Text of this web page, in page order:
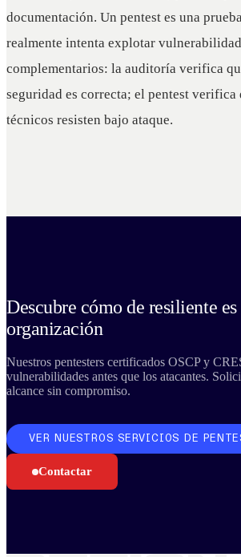
documentación. Un pentest es una
realmente intenta explotar
complementarios: la auditoría verifica
seguridad es correcta; el pentest verifica
técnicos resisten bajo ataque.
Descubre cómo de resiliente
organización
Nuestros pentesters certificados OSCP y
vulnerabilidades antes que los atacantes.
alcance sin compromiso.
VER NUESTROS SERVICIOS DE
Contactar